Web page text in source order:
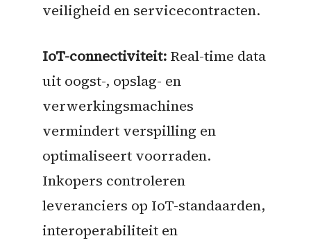
veiligheid en servicecontracten.
IoT-connectiviteit:Real-time data
uit oogst-, opslag- en
verwerkingsmachines
vermindert verspilling en
optimaliseert voorraden.
Inkopers controleren
leveranciers op IoT-standaarden,
interoperabiliteit en